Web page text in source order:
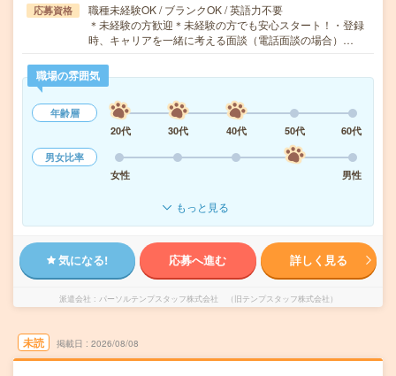
応募資格
職種未経験OK / ブランクOK / 英語力不要
＊未経験の方歓迎＊未経験の方でも安心スタート！・登録
時、キャリアを一緒に考える面談（電話面談の場合）…
職場の雰囲気
年齢層
20代
30代 40代 50代
60代
男女比率
女性
男性
もっと見る
気になる! 応募へ進む 詳しく見る
派遣会社 パーソルテンプスタッフ株式会社 （旧テンプスタッフ株式会社）
未読 掲載日 2026/08/08